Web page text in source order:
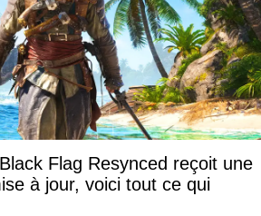
Flag Resynced reçoit une
à jour, voici tout ce qui